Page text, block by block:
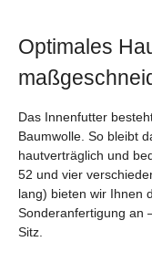
Optimales
Das Innenfutter
Baumwolle. So bleibt
hautverträglich und
52 und vier
lang) bieten wir Ihnen
Sonderanfertigung an
Sitz.